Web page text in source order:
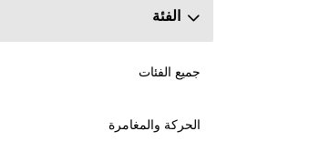
الفئة
جميع الفئات
الحركة والمغامرة